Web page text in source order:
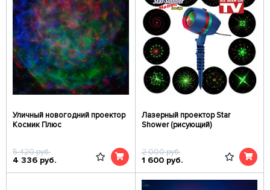
Уличный новогодний проектор
Космик Плюс
5 420руб.
4 336 руб.
Лазерный проектор Star
Shower (рисующий)
2 000руб.
1 600 руб.